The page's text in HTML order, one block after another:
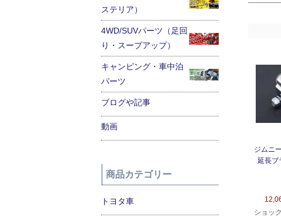
ジムニ
延長ブ
ショッ
ステリア）
4WD/SUVパーツ（足回
り・スープアップ）
キャンピング・車中泊
パーツ
ブログや記事
動画
商品カテゴリー
トヨタ車